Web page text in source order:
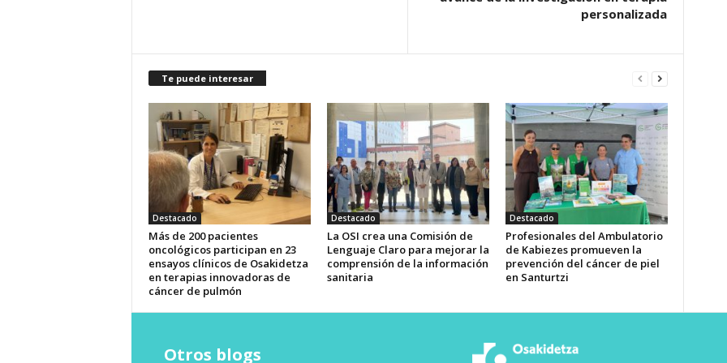
personalizada
Te puede interesar
Destacado
Más de 200 pacientes
oncológicos participan en 23
ensayos clínicos de Osakidetza
en terapias innovadoras de
cáncer de pulmón
Destacado
La OSI crea una Comisión de
Lenguaje Claro para mejorar la
comprensión de la información
sanitaria
Destacado
Profesionales del Ambulatorio
de Kabiezes promueven la
prevención del cáncer de piel
en Santurtzi
Otros blogs